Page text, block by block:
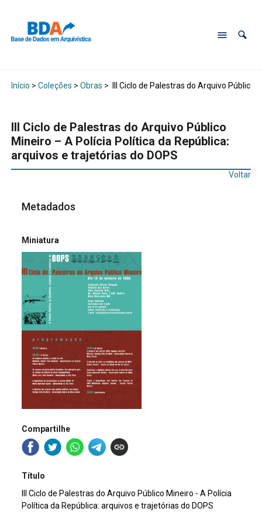
Início > Coleções > Obras > III Ciclo de Palestras do Arquivo
III Ciclo de Palestras do Arquivo Público
Mineiro – A Polícia Política da República:
arquivos e trajetórias do DOPS
Voltar
Metadados
Miniatura
Compartilhe
Título
III Ciclo de Palestras do Arquivo Público Mineiro - A Polícia
Política da República: arquivos e trajetórias do DOPS